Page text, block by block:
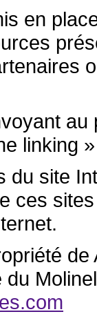
en
linking
du site
ces